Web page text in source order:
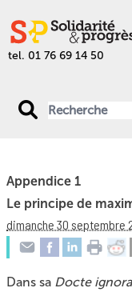
tel. 01 76 69 14 50
Appendice 1
Le principe de
dimanche 30 septembre
Dans sa Docte